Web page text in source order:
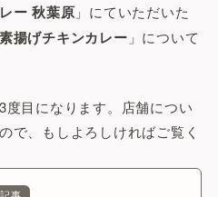
ー 秋葉原 」にていただいた
揚げチキンカレー 」について
目になります。店舗につい
で、もしよろしければご覧く